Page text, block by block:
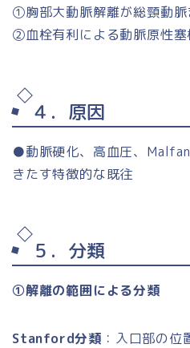
①胸部大動脈解離が総頸動脈
②血栓有利による動脈原性塞
４．原因
●動脈硬化、高血圧、
きたす特徴的な既往
５．分類
①解離の範囲による分類
Stanford分類 ：入口部の